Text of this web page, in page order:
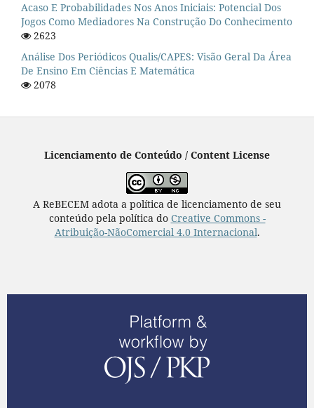
Acaso E Probabilidades Nos Anos Iniciais: Potencial Dos
Jogos Como Mediadores Na Construção Do Conhecimento
2623
Análise Dos Periódicos Qualis/CAPES: Visão Geral Da Área
De Ensino Em Ciências E Matemática
2078
Licenciamento de Conteúdo / Content License
A ReBECEM adota a política de licenciamento de seu
conteúdo pela política do Creative Commons -
Atribuição-NãoComercial 4.0 Internacional.